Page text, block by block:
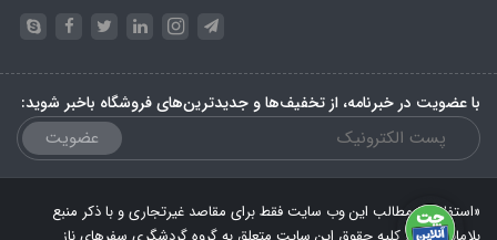
با عضویت در خبرنامه، از تخفیف‌ها و جدیدترین‌های فروشگاه باخبر شوید:
عضویت
«استفاده از مطالب این وب سایت فقط برای مقاصد غیرتجاری و با ذکر منبع